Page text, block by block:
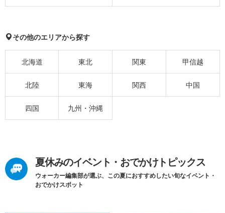
その他のエリアから探す
北海道 東北 関東 甲信越
北陸 東海 関西 中国
四国 九州・沖縄
夏休みのイベント・おでかけトピックス
ウォーカー編集部が選ぶ、この夏におすすめしたい旬なイベント・
おでかけスポット